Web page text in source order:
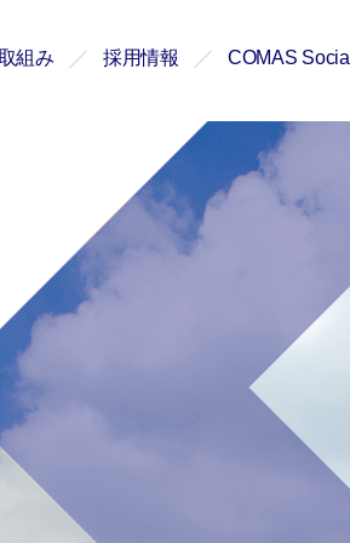
組み 採用情報 COMAS Social